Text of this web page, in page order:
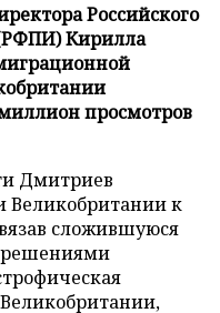
Российского
Кирилла
просмотров
Дмитриев
Великобритании к
сложившуюся
решениями